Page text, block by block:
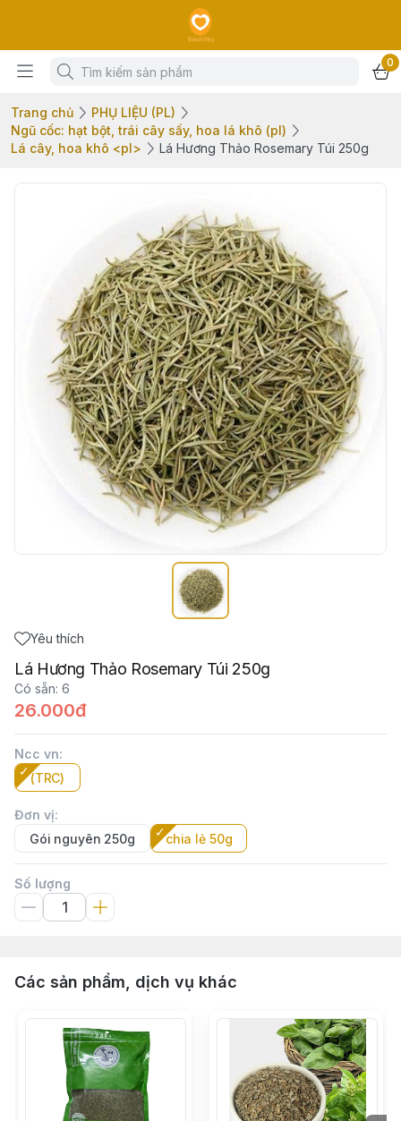
0
Trang chủ
PHỤ LIỆU (PL)
Ngũ cốc: hạt bột, trái cây sấy, hoa lá khô (pl)
Lá cây, hoa khô <pl>
Lá Hương Thảo Rosemary Túi 250g
Yêu thích
Lá Hương Thảo Rosemary Túi 250g
Có sẵn: 6
26.000đ
Ncc vn:
(TRC)
Đơn vị:
Gói nguyên 250g
chia lẻ 50g
Số lượng
Các sản phẩm, dịch vụ khác